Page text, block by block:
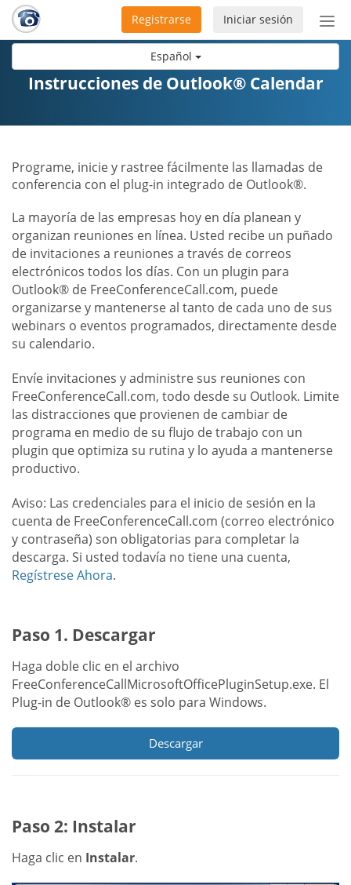
Español
de
Iniciar sesión
Registrarse
Instrucciones de Outlook® Calendar
Programe, inicie y rastree fácilmente las llamadas de
conferencia con el plug-in integrado de Outlook®.
La mayoría de las empresas hoy en día planean y
organizan reuniones en línea. Usted recibe un puñado
de invitaciones a reuniones a través de correos
electrónicos todos los días. Con un plugin para
Outlook® de FreeConferenceCall.com, puede
organizarse y mantenerse al tanto de cada uno de sus
webinars o eventos programados, directamente desde
su calendario.
Envíe invitaciones y administre sus reuniones con
FreeConferenceCall.com, todo desde su Outlook. Limite
las distracciones que provienen de cambiar de
programa en medio de su flujo de trabajo con un
plugin que optimiza su rutina y lo ayuda a mantenerse
productivo.
Aviso: Las credenciales para el inicio de sesión en la
cuenta de FreeConferenceCall.com (correo electrónico
y contraseña) son obligatorias para completar la
descarga. Si usted todavía no tiene una cuenta,
Regístrese Ahora.
Paso 1. Descargar
Haga doble clic en el archivo
FreeConferenceCallMicrosoftOfficePluginSetup.exe. El
Plug-in de Outlook® es solo para Windows.
Descargar
Paso 2: Instalar
Haga clic en Instalar.